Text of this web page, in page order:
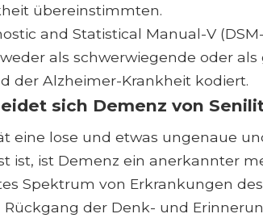
übereinstimmten.
and Statistical Manual-V
als schwerwiegende oder
der Alzheimer-Krankheit kodiert.
sich Demenz von
eine lose und etwas ungenaue
ist, ist Demenz ein anerkannter
Spektrum von Erkrankungen
der Denk- und